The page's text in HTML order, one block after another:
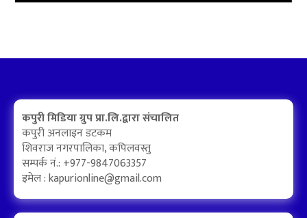
कपुरी मिडिया ग्रुप प्रा.लि.द्वारा संचालित
कपुरी अनलाइन डटकम
शिवराज नगरपालिका, कपिलवस्तु
सम्पर्क नं.: +977-9847063357
इमेल :kapurionline@gmail.com